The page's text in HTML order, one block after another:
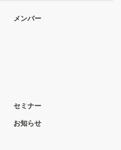
メンバー
セミナー
お知らせ